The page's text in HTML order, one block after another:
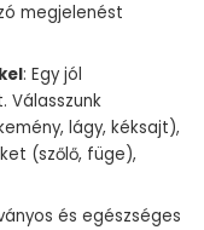
megjelenést
: Egy jól
lágy, kéksajt),
(szőlő, füge),
és egészséges